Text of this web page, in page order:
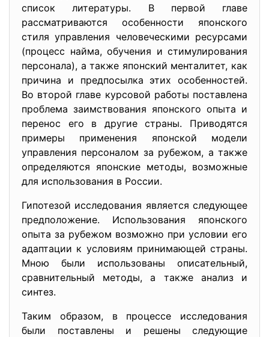
список литературы. В первой главе
рассматриваются особенности японского
стиля управления человеческими ресурсами
(процесс найма, обучения и стимулирования
персонала), а также японский менталитет, как
причина и предпосылка этих особенностей.
Во второй главе курсовой работы поставлена
проблема заимствования японского опыта и
перенос его в другие страны. Приводятся
примеры применения японской модели
управления персоналом за рубежом, а также
определяются японские методы, возможные
для использования в России.
Гипотезой исследования является следующее
предположение. Использования японского
опыта за рубежом возможно при условии его
адаптации к условиям принимающей страны.
Мною были использованы описательный,
сравнительный методы, а также анализ и
синтез.
Таким образом, в процессе исследования
были поставлены и решены следующие